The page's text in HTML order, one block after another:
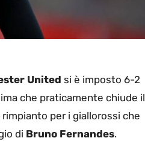
United si è imposto 6-2
che praticamente chiude il
per i giallorossi che
di Bruno Fernandes.